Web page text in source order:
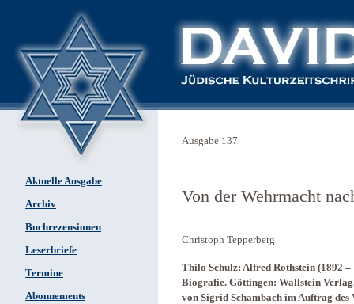
Aktuelle Ausgabe
Archiv
Buchrezensionen
Leserbriefe
Termine
Abonnements
Ausgabe 137
Von der Wehrmacht
Christoph Tepperberg
Thilo Schulz: Alfred Rothstein (1892
Biografie. Göttingen: Wallstein
von Sigrid Schambach im Auftrag